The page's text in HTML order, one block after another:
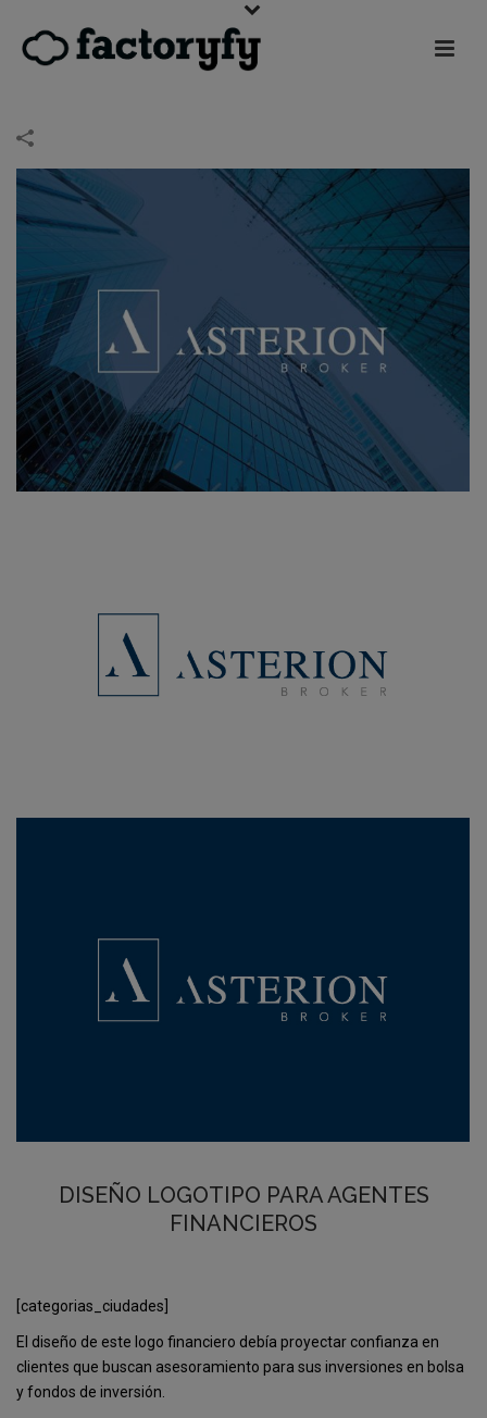
DISEÑO LOGOTIPO PARA AGENTES
FINANCIEROS
[categorias_ciudades]
El diseño de este logo financiero debía proyectar confianza en
clientes que buscan asesoramiento para sus inversiones en bolsa
y fondos de inversión.